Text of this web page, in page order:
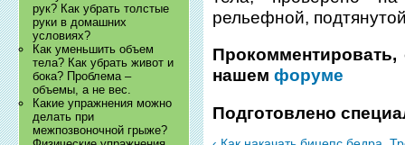
рук? Как убрать толстые
руки в домашних
условиях?
Как уменьшить объем
тела? Как убрать живот и
бока? Проблема –
объемы, а не вес.
Какие упражнения можно
делать при
межпозвоночной грыже?
рельефной,
нашемфоруме
Подготовлено